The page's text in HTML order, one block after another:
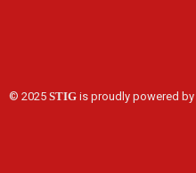
© 2025 STIG is proudly powered by